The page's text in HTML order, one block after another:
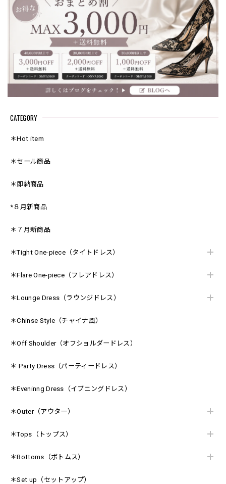
CATEGORY
＊Hot item
＊セール商品
＊即納商品
*８月新商品
＊７月新商品
＊Tight One-piece（タイトドレス）
＊Flare One-piece（フレアドレス）
＊Lounge Dress（ラウンジドレス）
＊Chinse Style（チャイナ風）
＊Off Shoulder（オフショルダードレス）
＊ Party Dress（パーティードレス）
＊Eveninng Dress（イブニングドレス）
＊Outer（アウター）
＊Tops（トップス）
＊Bottoms（ボトムス）
＊Set up（セットアップ）